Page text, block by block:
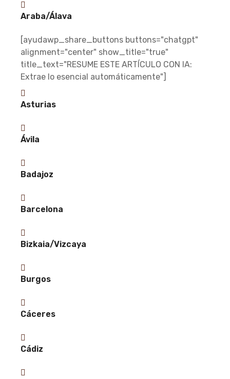
Araba/Álava
[ayudawp_share_buttons buttons="chatgpt"
alignment="center" show_title="true"
title_text="RESUME ESTE ARTÍCULO CON IA:
Extrae lo esencial automáticamente"]
Asturias
Ávila
Badajoz
Barcelona
Bizkaia/Vizcaya
Burgos
Cáceres
Cádiz